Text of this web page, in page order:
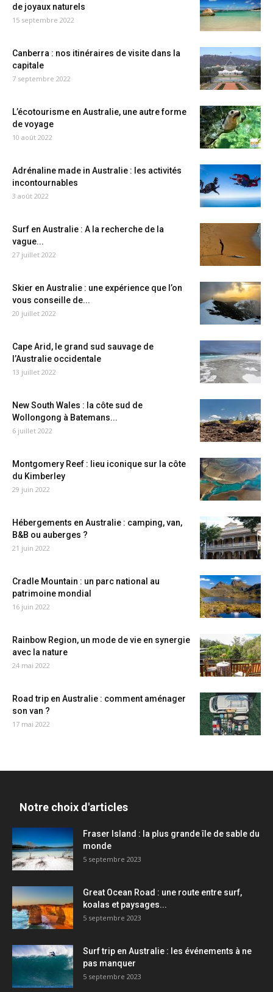
de joyaux naturels
15 septembre 2022
Canberra : nos itinéraires de visite dans la
capitale
7 septembre 2022
L’écotourisme en Australie, une autre forme
de voyage
10 août 2022
Adrénaline made in Australie : les activités
incontournables
3 août 2022
Surf en Australie : A la recherche de la
vague...
27 juillet 2022
Skier en Australie : une expérience que l’on
vous conseille de...
20 juillet 2022
Cape Arid, le grand sud sauvage de
l’Australie occidentale
13 juillet 2022
New South Wales : la côte sud de
Wollongong à Batemans...
6 juillet 2022
Montgomery Reef : lieu iconique sur la côte
du Kimberley
29 juin 2022
Hébergements en Australie : camping, van,
B&B ou auberges ?
21 juin 2022
Cradle Mountain : un parc national au
patrimoine mondial
16 juin 2022
Rainbow Region, un mode de vie en synergie
avec la nature
24 mai 2022
Road trip en Australie : comment aménager
son van ?
17 mai 2022
Notre choix d'articles
Fraser Island : la plus grande île de sable du
monde
5 septembre 2023
Great Ocean Road : une route entre surf,
koalas et paysages...
5 septembre 2023
Surf trip en Australie : les événements à ne
pas manquer
5 septembre 2023